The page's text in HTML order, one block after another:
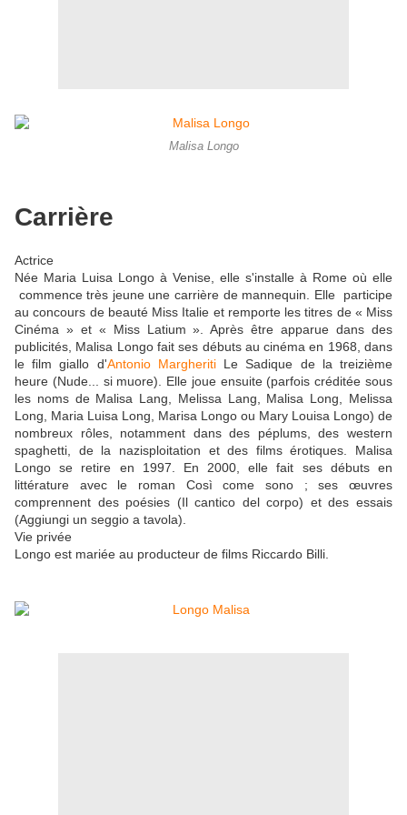
Malisa Longo
Carrière
Actrice
Née Maria Luisa Longo à Venise, elle s'installe à Rome où elle
commence très jeune une carrière de mannequin. Elle participe
au concours de beauté Miss Italie et remporte les titres de « Miss
Cinéma » et « Miss Latium ». Après être apparue dans des
publicités, Malisa Longo fait ses débuts au cinéma en 1968, dans
le film giallo d'Antonio MargheritiLe Sadique de la treizième
heure (Nude... si muore). Elle joue ensuite (parfois créditée sous
les noms de Malisa Lang, Melissa Lang, Malisa Long, Melissa
Long, Maria Luisa Long, Marisa Longo ou Mary Louisa Longo) de
nombreux rôles, notamment dans des péplums, des western
spaghetti, de la nazisploitation et des films érotiques. Malisa
Longo se retire en 1997. En 2000, elle fait ses débuts en
littérature avec le roman Così come sono ; ses œuvres
comprennent des poésies (Il cantico del corpo) et des essais
(Aggiungi un seggio a tavola).
Vie privée
Longo est mariée au producteur de films Riccardo Billi.